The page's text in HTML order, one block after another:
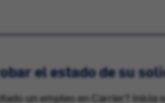
el estado de su
un empleo en Carrier? Inicia